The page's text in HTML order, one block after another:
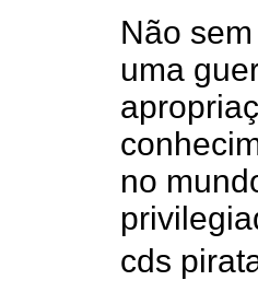
Não
uma
no
cds